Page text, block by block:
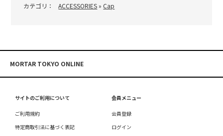
カテゴリ：
ACCESSORIES »Cap
MORTAR TOKYO ONLINE
サイトのご利用について
ご利用規約
特定商取引法に基づく表記
会員メニュー
会員登録
ログイン